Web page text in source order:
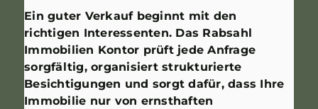
Ein guter Verkauf beginnt mit den
richtigen Interessenten. Das Rabsahl
Immobilien Kontor prüft jede Anfrage
sorgfältig, organisiert strukturierte
Besichtigungen und sorgt dafür, dass Ihre
Immobilie nur von ernsthaften